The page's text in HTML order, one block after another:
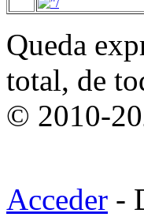
Queda
total, de
© 2010-
Acceder -